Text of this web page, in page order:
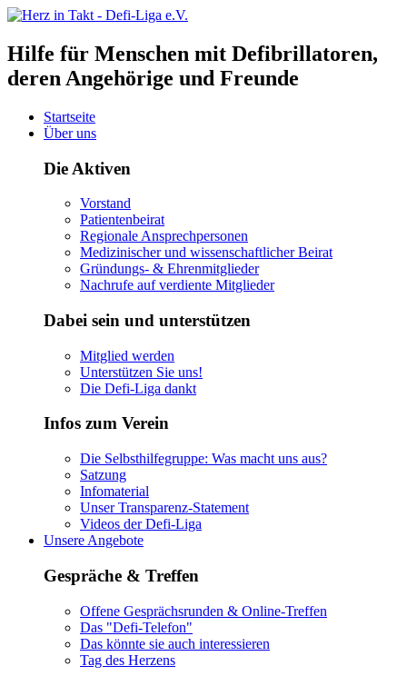
Hilfe für Menschen mit Defibrillatoren,
deren Angehörige und Freunde
Startseite
Über uns
Die Aktiven
Vorstand
Patientenbeirat
Regionale Ansprechpersonen
Medizinischer und wissenschaftlicher Beirat
Gründungs- & Ehrenmitglieder
Nachrufe auf verdiente Mitglieder
Dabei sein und unterstützen
Mitglied werden
Unterstützen Sie uns!
Die Defi-Liga dankt
Infos zum Verein
Die Selbsthilfegruppe: Was macht uns aus?
Satzung
Infomaterial
Unser Transparenz-Statement
Videos der Defi-Liga
Unsere Angebote
Gespräche & Treffen
Offene Gesprächsrunden & Online-Treffen
Das "Defi-Telefon"
Das könnte sie auch interessieren
Tag des Herzens